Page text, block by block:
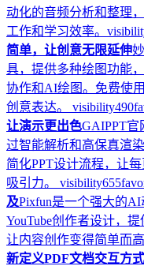
动化的音频分析和整理
工作和学习效率。
简单，让创意无限延伸
具，提供多种绘图功能
协作和AI绘图。免费使
创意表达。 visibility490
让演示更出色GAIPPT官
过智能解析和高保真渲
简化PPT设计流程，让
吸引力。 visibility655
及Pixfun是一个强大的
YouTube创作者设计，
让内容创作变得简单而高
新定义PDF文档交互方式